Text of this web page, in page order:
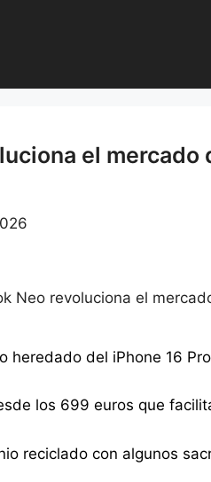
el
Neo revoluciona el
heredado del iPhone 16
los 699 euros que
reciclado con algunos